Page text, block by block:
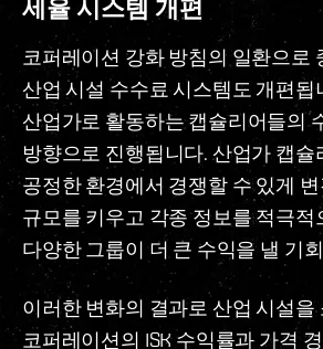
세율 시스템 개편
코퍼레이션 강화 방침의 일환으로
산업 시설 수수료 시스템도 개편됩
산업가로 활동하는 캡슐리어들의
방향으로 진행됩니다. 산업가 캡슐
공정한 환경에서 경쟁할 수 있게
규모를 키우고 각종 정보를 적극적
다양한 그룹이 더 큰 수익을 낼 기
이러한 변화의 결과로 산업 시설을
코퍼레이션의 ISK 수익률과 가격